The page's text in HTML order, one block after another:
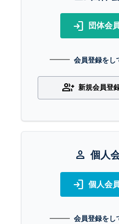
login 団体会
会員登録をし
group_add 新規会員登
person 個人
login 個人会
会員登録をし